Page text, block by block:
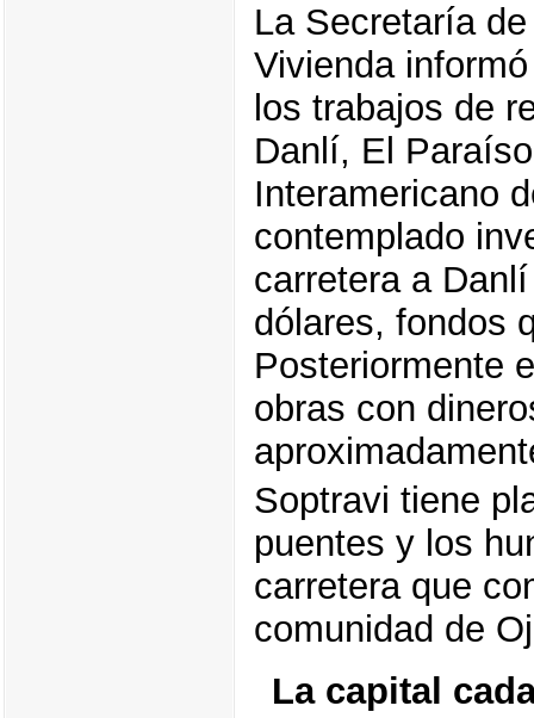
La Secretaría
Vivienda
los trabajos de
Danlí, El
Interamericano
contemplado
carretera a
dólares, fondos
Posteriormente
obras con
Soptravi tiene
puentes y los
carretera que
comunidad de
La capital